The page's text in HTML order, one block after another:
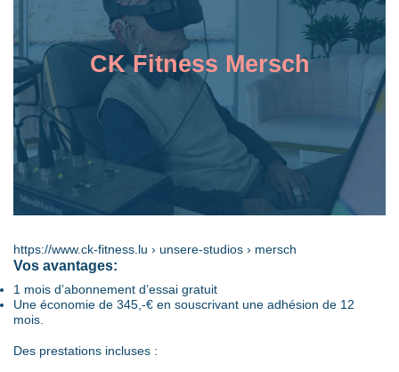
CK Fitness Mersch
https://www.ck-fitness.lu › unsere-studios › mersch
Vos avantages:
1 mois d’abonnement d’essai gratuit
Une économie de 345,-€ en souscrivant une adhésion de 12
mois.
Des prestations incluses :